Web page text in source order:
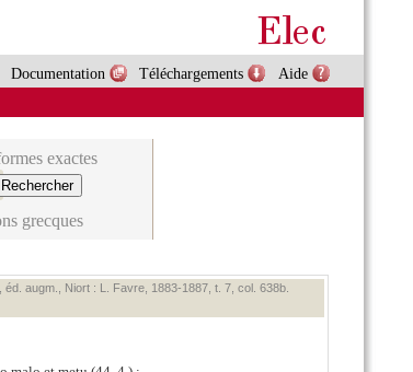
Aide
Téléchargements
Documentation
exactes
grecques
, éd. augm., Niort : L. Favre, 1883‑1887, t. 7, col. 638b.